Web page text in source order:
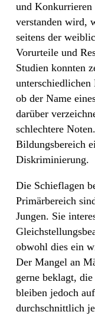
und Konkurrieren
verstanden wird,
seitens der
Vorurteile und
Studien konnten
unterschiedlichen
ob der Name
darüber
schlechtere
Bildungsbereich
Diskriminierung.
Die Schieflagen
Primärbereich
Jungen. Sie
obwohl dies ein
Der Mangel an
gerne beklagt,
bleiben jedoch
durchschnittlich